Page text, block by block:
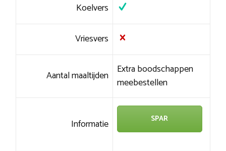
Koelvers
Vriesvers
Aantal maaltijden Extra boodschappen
meebestellen
Informatie SPAR